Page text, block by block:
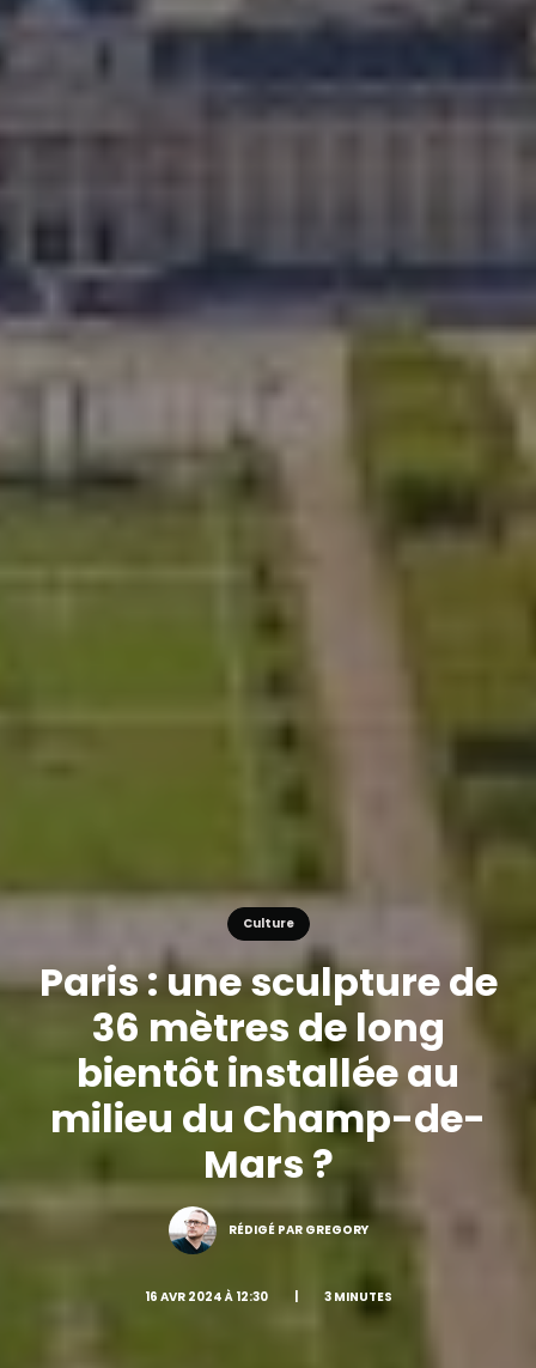
Culture
Paris : une sculpture de
36 mètres de long
bientôt installée au
milieu du Champ-de-
Mars ?
RÉDIGÉ PAR GREGORY
16 AVR 2024 À 12:30 | 3 MINUTES